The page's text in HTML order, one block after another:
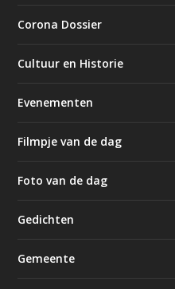
Corona Dossier
Cultuur en Historie
Evenementen
Filmpje van de dag
Foto van de dag
Gedichten
Gemeente